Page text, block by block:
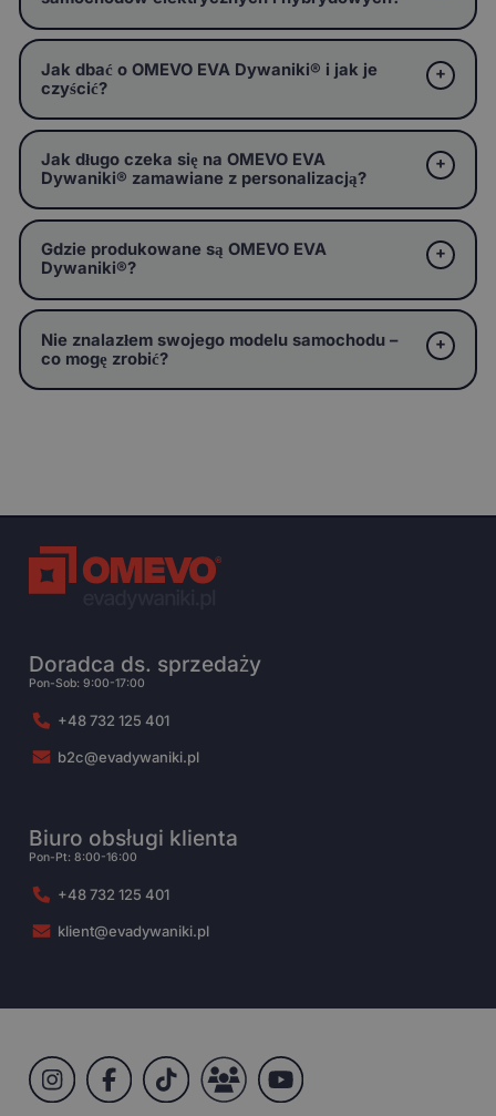
Jak dbać o OMEVO EVA Dywaniki® i jak je
czyścić?
Jak długo czeka się na OMEVO EVA
Dywaniki® zamawiane z personalizacją?
Gdzie produkowane są OMEVO EVA
Dywaniki®?
Nie znalazłem swojego modelu samochodu –
co mogę zrobić?
Doradca ds. sprzedaży
Pon-Sob: 9:00-17:00
+48 732 125 401
b2c@evadywaniki.pl
Biuro obsługi klienta
Pon-Pt: 8:00-16:00
+48 732 125 401
klient@evadywaniki.pl